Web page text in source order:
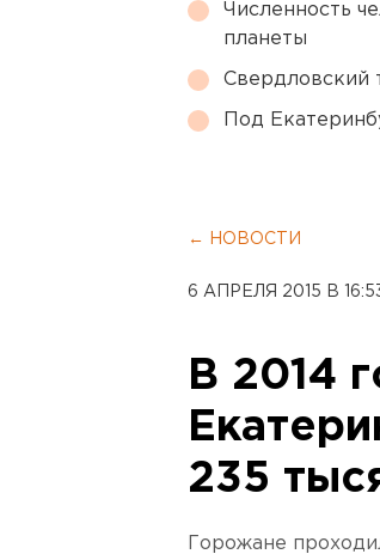
Численность
планеты
Свердловский
Под
← НОВОСТИ
6 АПРЕЛЯ 2015 В
В 2014
235
Горожане